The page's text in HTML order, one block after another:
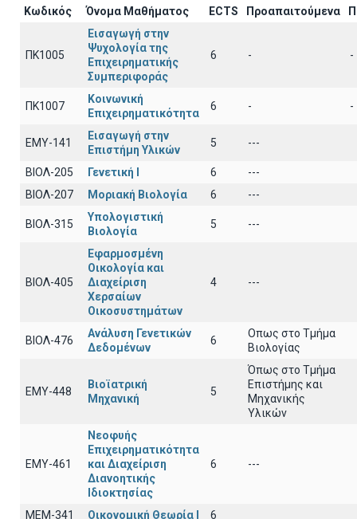
Κωδικός
Όνομα Μαθήματος ECTS Προαπαιτούμενα
ΠΚ1005
Εισαγωγή στην
Ψυχολογία της
Επιχειρηματικής
Συμπεριφοράς
6 - -
ΠΚ1007
Κοινωνική
Επιχειρηματικότητα
6 - -
EΜY-141
Εισαγωγή στην
Επιστήμη Υλικών
5 ---
ΒΙΟΛ-205 Γενετική Ι 6
---
ΒΙΟΛ-207
Μοριακή Βιολογία 6 ---
ΒΙΟΛ-315
Υπολογιστική
Βιολογία
5 ---
ΒΙΟΛ-405
Εφαρμοσμένη
Οικολογία και
Διαχείριση
Χερσαίων
Οικοσυστημάτων
4 ---
ΒΙΟΛ-476
Ανάλυση Γενετικών
Δεδομένων
6
Οπως στο Τμήμα
Βιολογίας
ΕΜΥ-448
Βιοϊατρική
Μηχανική
5
Όπως στο Τμήμα
Επιστήμης και
Μηχανικής
Υλικών
ΕΜΥ-461
Νεοφυής
Επιχειρηματικότητα
και Διαχείριση
Διανοητικής
Ιδιοκτησίας
6 ---
ΜΕΜ-341 Οικονομική Θεωρία Ι 6